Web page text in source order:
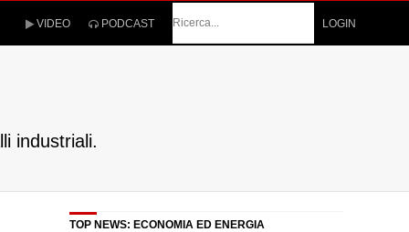
VIDEO PODCAST
LOGIN
industriali.
TOP NEWS: ECONOMIA ED ENERGIA